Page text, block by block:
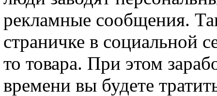
рекламные сообщения.
страничке в социальной
то товара. При этом
времени вы будете